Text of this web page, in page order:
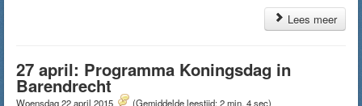
Lees meer
27 april: Programma Koningsdag in
Barendrecht
Woensdag 22 april 2015 (Gemiddelde leestijd: 2 min, 4 sec)